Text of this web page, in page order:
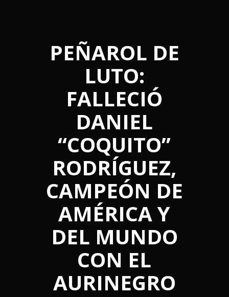
PEÑAROL DE
LUTO:
FALLECIÓ
DANIEL
“COQUITO”
RODRÍGUEZ,
CAMPEÓN DE
AMÉRICA Y
DEL MUNDO
CON EL
AURINEGRO